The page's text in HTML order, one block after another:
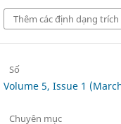
Thêm các định dạng
Số
Volume 5, Issue 1
Chuyên mục